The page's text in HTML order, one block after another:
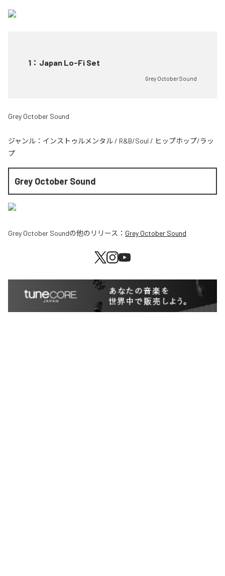
1 ： Japan Lo-Fi Set
Grey October Sound
Grey October Sound
ジャンル： インストゥルメンタル / R&B/Soul / ヒップホップ/ラッ
プ
Grey October Sound
Grey October Soundの他のリリース： Grey October Sound